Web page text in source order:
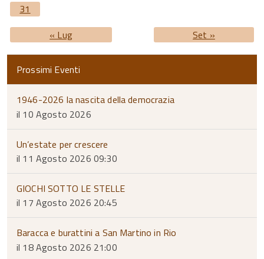
31
« Lug
Set »
Prossimi Eventi
1946-2026 la nascita della democrazia
il 10 Agosto 2026
Un’estate per crescere
il 11 Agosto 2026 09:30
GIOCHI SOTTO LE STELLE
il 17 Agosto 2026 20:45
Baracca e burattini a San Martino in Rio
il 18 Agosto 2026 21:00